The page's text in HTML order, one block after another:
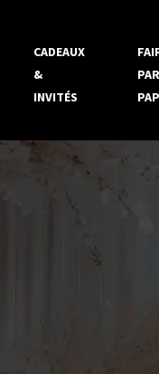
CADEAUX
&
INVITÉS